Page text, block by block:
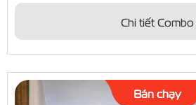
Chi tiết Combo
Bán chạy